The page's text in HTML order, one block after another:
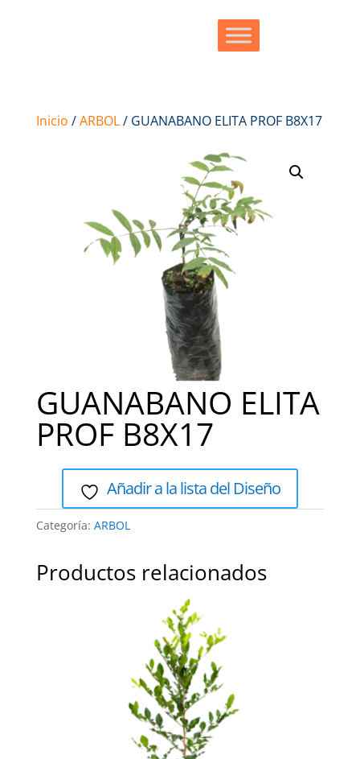
Inicio /ARBOL/ GUANABANO ELITA PROF B8X17
GUANABANO ELITA
PROF B8X17
Añadir a la lista del Diseño
Categoría: ARBOL
Productos relacionados